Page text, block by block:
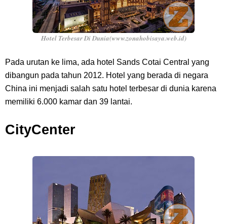
Hotel Terbesar Di Dunia(www.zonahobisaya.web.id)
Pada urutan ke lima, ada hotel Sands Cotai Central yang
dibangun pada tahun 2012. Hotel yang berada di negara
China ini menjadi salah satu hotel terbesar di dunia karena
memiliki 6.000 kamar dan 39 lantai.
CityCenter